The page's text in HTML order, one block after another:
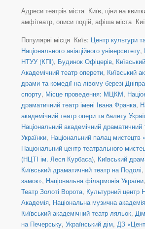
Адреси театрів міста Київ, ціни на
амфітеатр, описи подій, афіша міста
Популярні місця Київ: Центр культури
Національного авіаційного університету,
НТУУ (КПІ), Будинок Офіцерів,
Академічний театр оперети, Київський
драми та комедії на лівому березі Дніпра
спорту, Місце проведення: МЦКМ,
драматичний театр імені Івана Франка,
академічний театр опери та балету
Національний академічний драматичний
Українки, Національний палац мистецтв
Національний центр театрального
(НЦТІ ім. Леся Курбаса), Київський
Київський драматичний театр на Подолі,
замок», Національна філармонія України,
Театр Золоті Ворота, Культурний центр
Академія, Національна музична
Київський академічний театр ляльок,
на Печерську, Український дім, ДЗ